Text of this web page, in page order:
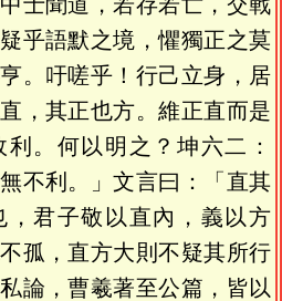
乎語默之境，懼獨正之莫
。吁嗟乎！行己立身，居
，其正也方。維正直而是
。何以明之？坤六二：
無不利。」文言曰：「直其
，君子敬以直內，義以方
孤，直方大則不疑其所行
論，曹羲著至公篇，皆以